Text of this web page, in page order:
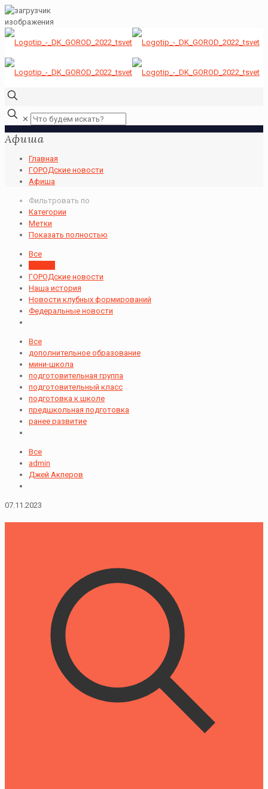
✕
Афиша
Главная
ГОРОДские новости
Афиша
Фильтровать по
Категории
Метки
Показать полностью
Все
ГОРОДские новости
Наша история
Новости клубных формирований
Федеральные новости
Все
дополнительное образование
мини-школа
подготовительная группа
подготовительный класс
подготовка к школе
предшкольная подготовка
ранее развитие
Все
admin
Джей Акперов
07.11.2023